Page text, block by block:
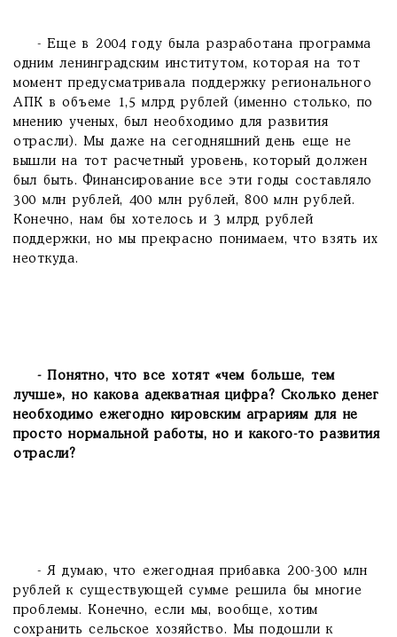
- Еще в 2004 году была разработана программа
одним ленинградским институтом, которая на тот
момент предусматривала поддержку регионального
АПК в объеме 1,5 млрд рублей (именно столько, по
мнению ученых, был необходимо для развития
отрасли). Мы даже на сегодняшний день еще не
вышли на тот расчетный уровень, который должен
был быть. Финансирование все эти годы составляло
300 млн рублей, 400 млн рублей, 800 млн рублей.
Конечно, нам бы хотелось и 3 млрд рублей
поддержки, но мы прекрасно понимаем, что взять их
неоткуда.
- Понятно, что все хотят «чем больше, тем
лучше», но какова адекватная цифра? Сколько денег
необходимо ежегодно кировским аграриям для не
просто нормальной работы, но и какого-то развития
отрасли?
- Я думаю, что ежегодная прибавка 200-300 млн
рублей к существующей сумме решила бы многие
проблемы. Конечно, если мы, вообще, хотим
сохранить сельское хозяйство. Мы подошли к